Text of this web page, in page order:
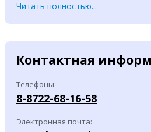
Читать полностью...
Контактная
Телефоны:
8-8722-68-16-58
Электронная почта: